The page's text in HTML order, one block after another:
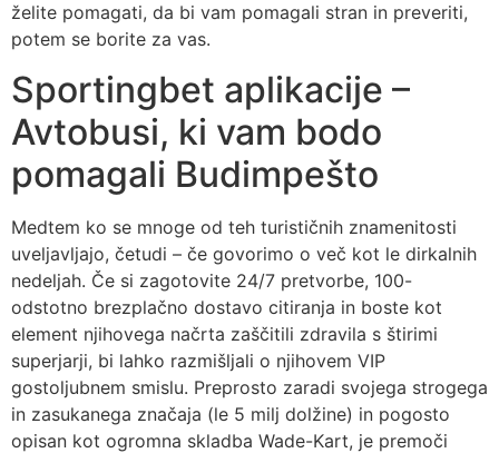
želite pomagati, da bi vam pomagali stran in preveriti,
potem se borite za vas.
Sportingbet aplikacije –
Avtobusi, ki vam bodo
pomagali Budimpešto
Medtem ko se mnoge od teh turističnih znamenitosti
uveljavljajo, četudi – če govorimo o več kot le dirkalnih
nedeljah. Če si zagotovite 24/7 pretvorbe, 100-
odstotno brezplačno dostavo citiranja in boste kot
element njihovega načrta zaščitili zdravila s štirimi
superjarji, bi lahko razmišljali o njihovem VIP
gostoljubnem smislu. Preprosto zaradi svojega strogega
in zasukanega značaja (le 5 milj dolžine) in pogosto
opisan kot ogromna skladba Wade-Kart, je premoči